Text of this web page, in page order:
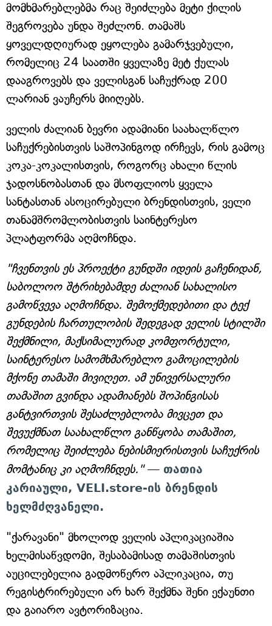
მომხმარებლებმა რაც შეიძლება მეტი ქილის
შეგროვება უნდა შეძლონ. თამაშს
ყოველდღიურად ეყოლება გამარჯვებული,
რომელიც 24 საათში ყველაზე მეტ ქულას
დააგროვებს და ველისგან საჩუქრად 200
ლარიან ვაუჩერს მიიღებს.
ველის ძალიან ბევრი ადამიანი საახალწლო
საჩუქრებისთვის საშოპინგოდ ირჩევს, რის გამოც
კოკა-კოკალისთვის, როგორც ახალი წლის
ჯადოსნობასთან და მსოფლიოს ყველა
სანტასთან ასოცირებული ბრენდისთვის, ველი
თანამშრომლობისთვის საინტერესო
პლატფორმა აღმოჩნდა.
"ჩვენთვის ეს პროექტი გუნდში იდეის გაჩენიდან,
საბოლოო შტრიხებამდე ძალიან სახალისო
გამოწვევა აღმოჩნდა. შემოქმედებითი და ტექ
გუნდების ჩართულობის შედეგად ველის სტილში
შექმნილი, მაქსიმალურად კომფორტული,
საინტერესო სამომხმარებლო გამოცილების
მქონე თამაში მივიღეთ. ამ უნივერსალური
თამაშით გვინდა ადამიანებს შოპინგისას
განტვირთვის შესაძლებლობა მივცეთ და
შევუქმნათ საახალწლო განწყობა თამაშით,
რომელიც შეიძლება ნებისმიერისთვის საჩუქრის
მომტანიც კი აღმოჩნდეს."— თათია
კარიაული, VELI.store-ის ბრენდის
ხელმძღვანელი.
"ქარავანი" მხოლოდ ველის აპლიკაციაშია
ხელმისაწვდომი, შესაბამისად თამაშისთვის
აუცილებელია გადმოწერო აპლიკაცია, თუ
რეგისტრირებული არ ხარ შექმნა შენი ექაუნთი
და გაიარო ავტორიზაცია.